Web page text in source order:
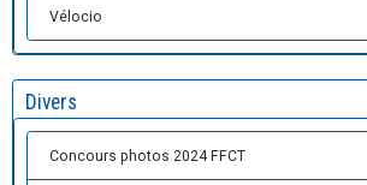
Vélocio
Divers
Concours photos 2024 FFCT